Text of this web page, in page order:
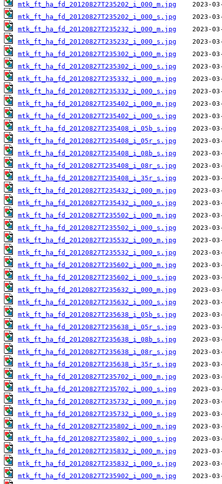
mtk_ft_ha_fd_20120827T235202_i_000_m.jpg
mtk_ft_ha_fd_20120827T235202_i_000_s.jpg
mtk_ft_ha_fd_20120827T235232_i_000_m.jpg
mtk_ft_ha_fd_20120827T235232_i_000_s.jpg
mtk_ft_ha_fd_20120827T235302_i_000_m.jpg
mtk_ft_ha_fd_20120827T235302_i_000_s.jpg
mtk_ft_ha_fd_20120827T235332_i_000_m.jpg
mtk_ft_ha_fd_20120827T235332_i_000_s.jpg
mtk_ft_ha_fd_20120827T235402_i_000_m.jpg
mtk_ft_ha_fd_20120827T235402_i_000_s.jpg
mtk_ft_ha_fd_20120827T235408_i_05b_s.jpg
mtk_ft_ha_fd_20120827T235408_i_05r_s.jpg
mtk_ft_ha_fd_20120827T235408_i_08b_s.jpg
mtk_ft_ha_fd_20120827T235408_i_08r_s.jpg
mtk_ft_ha_fd_20120827T235408_i_35r_s.jpg
mtk_ft_ha_fd_20120827T235432_i_000_m.jpg
mtk_ft_ha_fd_20120827T235432_i_000_s.jpg
mtk_ft_ha_fd_20120827T235502_i_000_m.jpg
mtk_ft_ha_fd_20120827T235502_i_000_s.jpg
mtk_ft_ha_fd_20120827T235532_i_000_m.jpg
mtk_ft_ha_fd_20120827T235532_i_000_s.jpg
mtk_ft_ha_fd_20120827T235602_i_000_m.jpg
mtk_ft_ha_fd_20120827T235602_i_000_s.jpg
mtk_ft_ha_fd_20120827T235632_i_000_m.jpg
mtk_ft_ha_fd_20120827T235632_i_000_s.jpg
mtk_ft_ha_fd_20120827T235638_i_05b_s.jpg
mtk_ft_ha_fd_20120827T235638_i_05r_s.jpg
mtk_ft_ha_fd_20120827T235638_i_08b_s.jpg
mtk_ft_ha_fd_20120827T235638_i_08r_s.jpg
mtk_ft_ha_fd_20120827T235638_i_35r_s.jpg
mtk_ft_ha_fd_20120827T235702_i_000_m.jpg
mtk_ft_ha_fd_20120827T235702_i_000_s.jpg
mtk_ft_ha_fd_20120827T235732_i_000_m.jpg
mtk_ft_ha_fd_20120827T235732_i_000_s.jpg
mtk_ft_ha_fd_20120827T235802_i_000_m.jpg
mtk_ft_ha_fd_20120827T235802_i_000_s.jpg
mtk_ft_ha_fd_20120827T235832_i_000_m.jpg
mtk_ft_ha_fd_20120827T235832_i_000_s.jpg
mtk_ft_ha_fd_20120827T235902_i_000_m.jpg